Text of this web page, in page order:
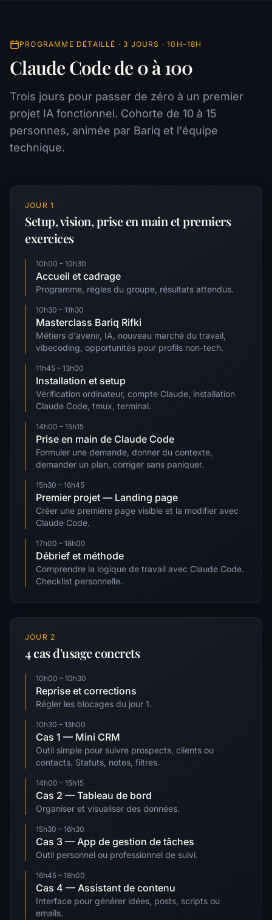
PROGRAMME DÉTAILLÉ · 3 JOURS · 10H–18H
Claude Code de 0 à 100
Trois jours pour passer de zéro à un premier
projet IA fonctionnel. Cohorte de 10 à 15
personnes, animée par Bariq et l'équipe
technique.
JOUR 1
Setup, vision, prise en main et premiers
exercices
10h00 – 10h30
Accueil et cadrage
Programme, règles du groupe, résultats attendus.
10h30 – 11h30
Masterclass Bariq Rifki
Métiers d'avenir, IA, nouveau marché du travail,
vibecoding, opportunités pour profils non-tech.
11h45 – 13h00
Installation et setup
Vérification ordinateur, compte Claude, installation
Claude Code, tmux, terminal.
14h00 – 15h15
Prise en main de Claude Code
Formuler une demande, donner du contexte,
demander un plan, corriger sans paniquer.
15h30 – 16h45
Premier projet — Landing page
Créer une première page visible et la modifier avec
Claude Code.
17h00 – 18h00
Débrief et méthode
Comprendre la logique de travail avec Claude Code.
Checklist personnelle.
JOUR 2
4 cas d'usage concrets
10h00 – 10h30
Reprise et corrections
Régler les blocages du jour 1.
10h30 – 13h00
Cas 1 — Mini CRM
Outil simple pour suivre prospects, clients ou
contacts. Statuts, notes, filtres.
14h00 – 15h15
Cas 2 — Tableau de bord
Organiser et visualiser des données.
15h30 – 16h30
Cas 3 — App de gestion de tâches
Outil personnel ou professionnel de suivi.
16h45 – 18h00
Cas 4 — Assistant de contenu
Interface pour générer idées, posts, scripts ou
emails.